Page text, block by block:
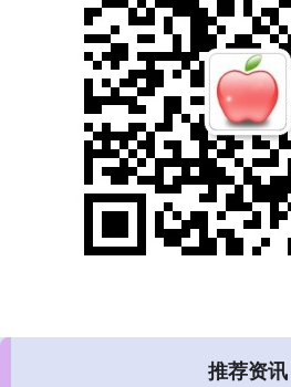
推荐资讯